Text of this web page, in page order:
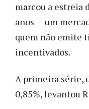
marcou a estreia
anos — um
quem não emite
incentivados.
A primeira série,
0,85%, levantou